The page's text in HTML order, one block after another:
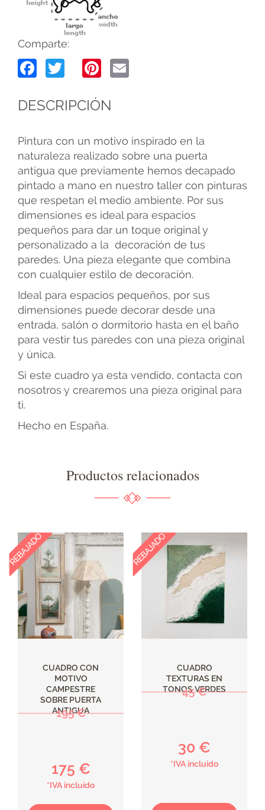
Comparte:
Facebook
TwitterPinterest
DESCRIPCIÓN
Pintura con un motivo inspirado en la
naturaleza realizado sobre una puerta
antigua que previamente hemos decapado
pintado a mano en nuestro taller con pinturas
que respetan el medio ambiente. Por sus
dimensiones es ideal para espacios
pequeños para dar un toque original y
personalizado a la decoración de tus
paredes. Una pieza elegante que combina
con cualquier estilo de decoración.
Ideal para espacios pequeños, por sus
dimensiones puede decorar desde una
entrada, salón o dormitorio hasta en el baño
para vestir tus paredes con una pieza original
y única.
Si este cuadro ya esta vendido, contacta con
nosotros y crearemos una pieza original para
ti.
Hecho en España.
Productos relacionados
CUADRO CON
MOTIVO
CAMPESTRE
SOBRE PUERTA
ANTIGUA
195 €
175 €
*IVA incluido
CUADRO
TEXTURAS EN
TONOS VERDES
45 €
30 €
*IVA incluido